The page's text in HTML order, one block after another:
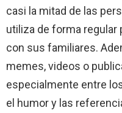
casi la mitad de las
utiliza de forma
con sus familiares.
memes, videos o
especialmente entre
el humor y las